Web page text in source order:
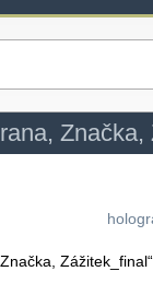
Značka,